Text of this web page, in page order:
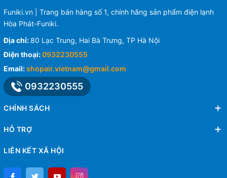
Funiki.vn | Trang bán hàng số 1, chính hãng sản phẩm điện lạnh
Hòa Phát-Funiki.
Địa chỉ:80 Lạc Trung, Hai Bà Trưng, TP Hà Nội
Điện thoại:0932230555
Email:shopair.vietnam@gmail.com
0932230555
CHÍNH SÁCH
HỖ TRỢ
LIÊN KẾT XÃ HỘI